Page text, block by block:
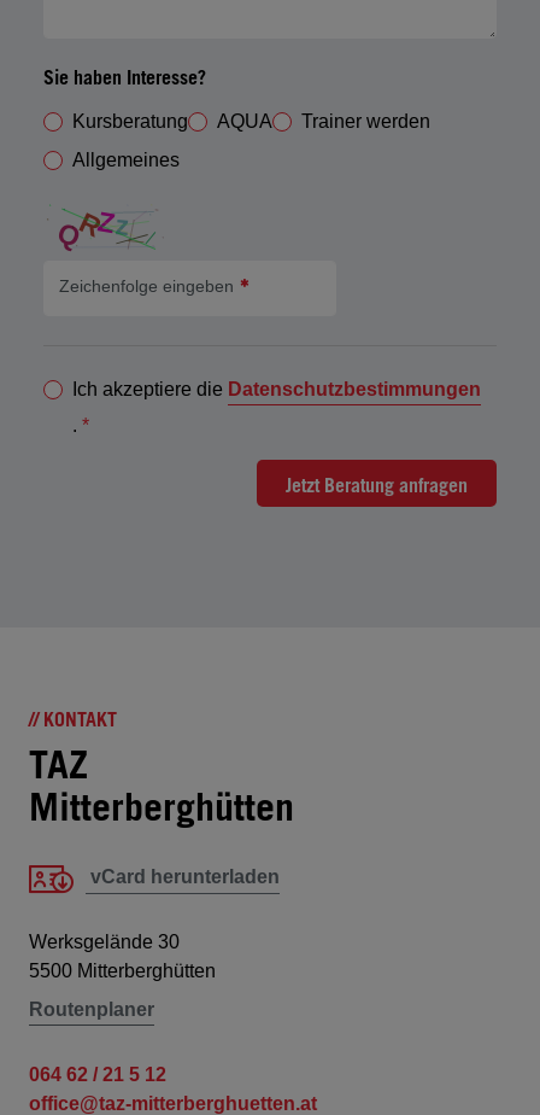
Sie haben Interesse?
Kursberatung AQUA
Trainer werden
Allgemeines
Zeichenfolge eingeben
Ich akzeptiere die Datenschutzbestimmungen
. *
Jetzt Beratung anfragen
// KONTAKT
TAZ
Mitterberghütten
vCard herunterladen
Werksgelände 30
5500 Mitterberghütten
Routenplaner
064 62 / 21 5 12
office@taz-mitterberghuetten.at